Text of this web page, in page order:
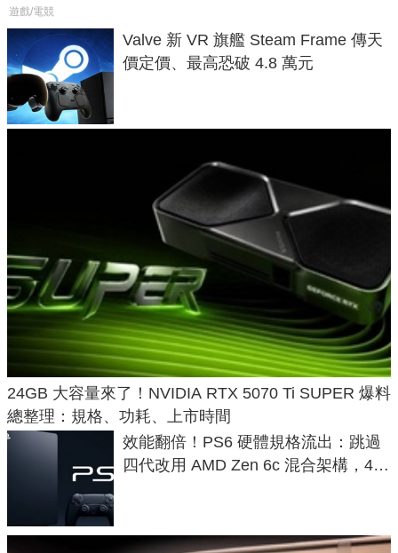
遊戲/電競
Valve 新 VR 旗艦 Steam Frame 傳天
價定價、最高恐破 4.8 萬元
24GB 大容量來了！NVIDIA RTX 5070 Ti SUPER 爆料
總整理：規格、功耗、上市時間
效能翻倍！PS6 硬體規格流出：跳過
四代改用 AMD Zen 6c 混合架構，4K